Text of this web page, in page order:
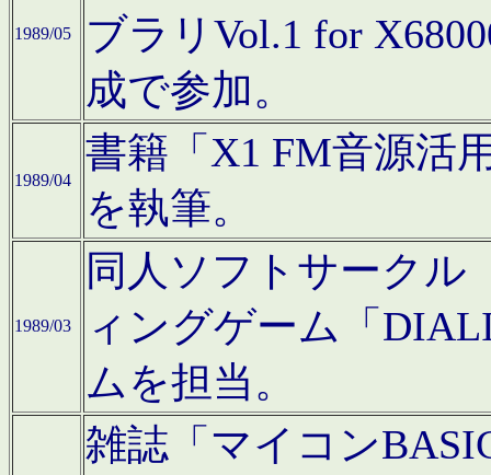
1989/05
ブラリVol.1 for
成で参加。
1989/04
書籍「X1 FM音源活
を執筆。
1989/03
同人ソフトサークル
ィングゲーム「
ムを担当。
雑誌「マイコン